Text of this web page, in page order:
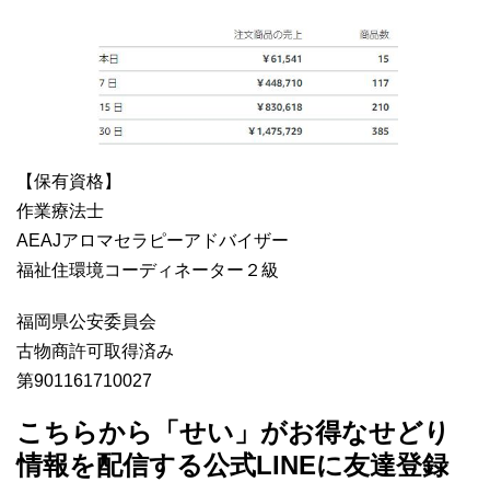
【保有資格】
作業療法士
AEAJアロマセラピーアドバイザー
福祉住環境コーディネーター２級
福岡県公安委員会
古物商許可取得済み
第901161710027
こちらから「せい」がお得なせどり
情報を配信する公式LINEに友達登録